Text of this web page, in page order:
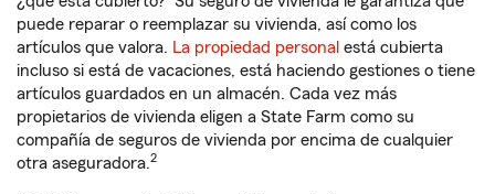
puede reparar o reemplazar su vivienda, así como los
artículos que valora. La propiedad personal está cubierta
incluso si está de vacaciones, está haciendo gestiones o tiene
artículos guardados en un almacén. Cada vez más
propietarios de vivienda eligen a State Farm como su
compañía de seguros de vivienda por encima de cualquier
otra aseguradora.2